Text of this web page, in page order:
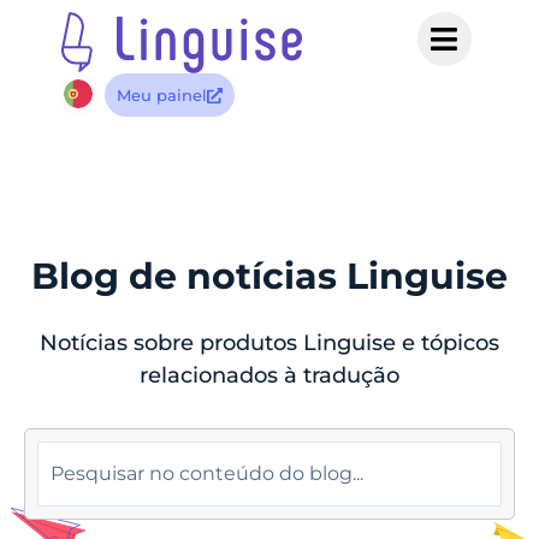
Meu painel
Blog de notícias Linguise
Notícias sobre produtos Linguise e tópicos
relacionados à tradução